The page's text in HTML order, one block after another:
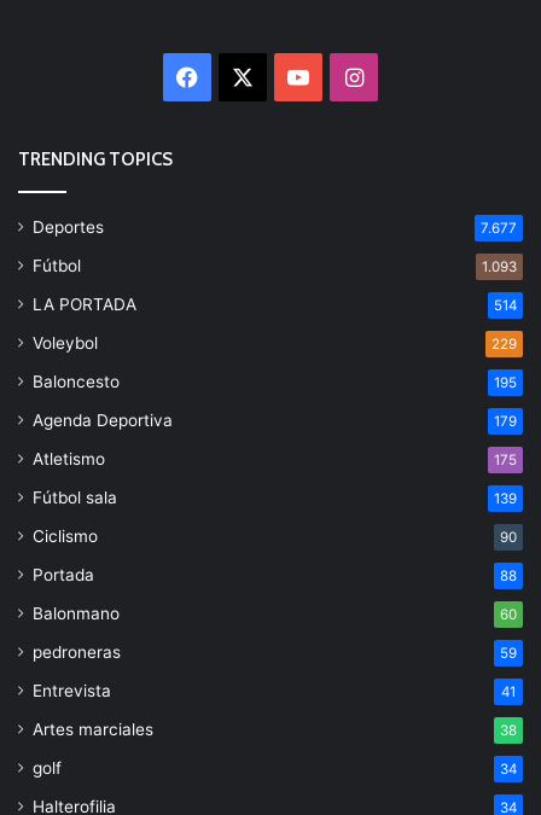
Facebook YouTubeInstagram
TRENDING TOPICS
Deportes 7.677
Fútbol 1.093
LA PORTADA 514
Voleybol 229
Baloncesto 195
Agenda Deportiva 179
Atletismo 175
Fútbol sala 139
Ciclismo 90
Portada 88
Balonmano 60
pedroneras 59
Entrevista 41
Artes marciales 38
golf 34
Halterofilia 34